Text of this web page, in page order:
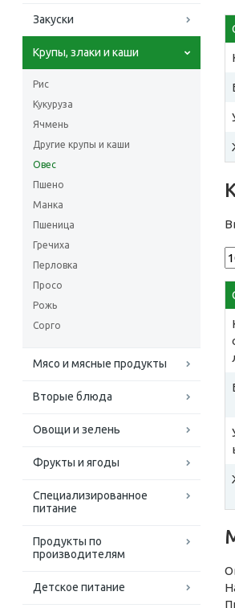
Закуски
Крупы, злаки и каши
Рис
Кукуруза
Ячмень
Другие крупы и каши
Овес
Пшено
Манка
Пшеница
Гречиха
Перловка
Просо
Рожь
Сорго
Мясо и мясные продукты
Вторые блюда
Овощи и зелень
Фрукты и ягоды
Специализированное
питание
Продукты по
производителям
Детское питание